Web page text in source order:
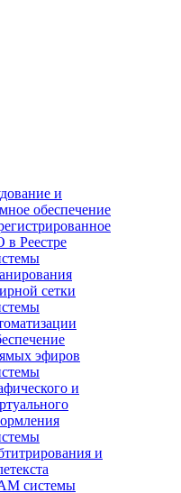
и
обеспечение
Реестре
сетки
эфиров
и
и
системы